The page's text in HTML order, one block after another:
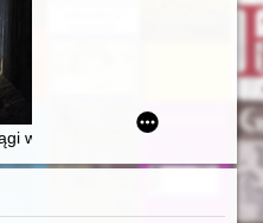
ostatnich stuleci = A
Josefa Mengele
in Lublin in the 19th century
w świetle badań